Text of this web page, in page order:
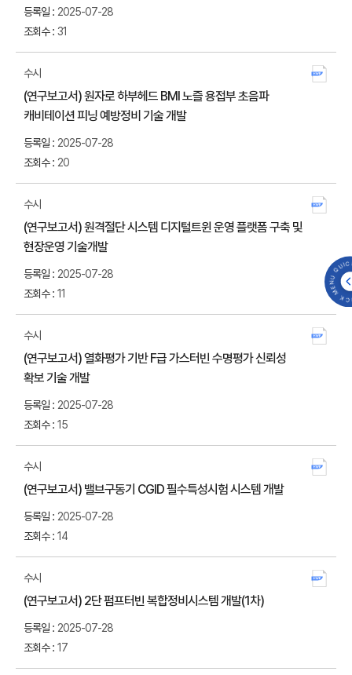
QUICK
2025-07-28
31
수시
(연구보고서) 원자로 하부헤드 BMI 노즐 용접부 초음파
캐비테이션 피닝 예방정비 기술 개발
2025-07-28
20
수시
(연구보고서) 원격절단 시스템 디지털트윈 운영 플랫폼 구축 및
현장운영 기술개발
2025-07-28
11
수시
(연구보고서) 열화평가 기반 F급 가스터빈 수명평가 신뢰성
확보 기술 개발
2025-07-28
15
수시
(연구보고서) 밸브구동기 CGID 필수특성시험 시스템 개발
2025-07-28
14
수시
(연구보고서) 2단 펌프터빈 복합정비시스템 개발(1차)
2025-07-28
17